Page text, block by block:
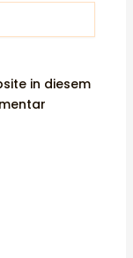
in diesem